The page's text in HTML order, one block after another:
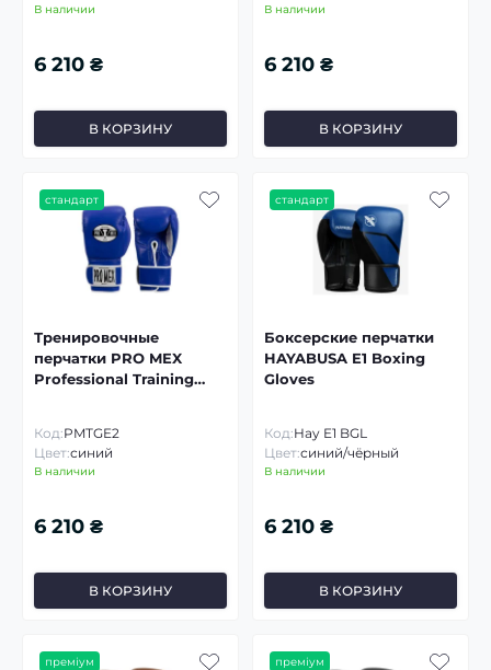
В наличии
6 210 ₴
В КОРЗИНУ
В наличии
6 210 ₴
В КОРЗИНУ
стандарт
Тренировочные
перчатки PRO MEX
Professional Training
Код:PMTGE2
Цвет:синий
В наличии
6 210 ₴
В КОРЗИНУ
стандарт
Боксерские перчатки
HAYABUSA E1 Boxing
Gloves
Код:Hay E1 BGL
Цвет:синий/чёрный
В наличии
6 210 ₴
В КОРЗИНУ
преміум преміум